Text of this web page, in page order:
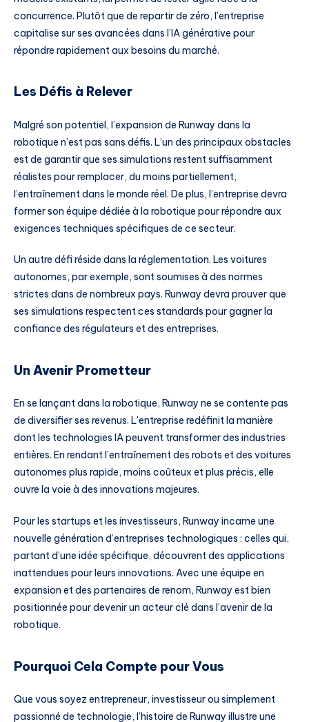
concurrence. Plutôt que de repartir de zéro, l’entreprise
capitalise sur ses avancées dans l’IA générative pour
répondre rapidement aux besoins du marché.
Les Défis à Relever
Malgré son potentiel, l’expansion de Runway dans la
robotique n’est pas sans défis. L’un des principaux obstacles
est de garantir que ses simulations restent suffisamment
réalistes pour remplacer, du moins partiellement,
l’entraînement dans le monde réel. De plus, l’entreprise devra
former son équipe dédiée à la robotique pour répondre aux
exigences techniques spécifiques de ce secteur.
Un autre défi réside dans la réglementation. Les voitures
autonomes, par exemple, sont soumises à des normes
strictes dans de nombreux pays. Runway devra prouver que
ses simulations respectent ces standards pour gagner la
confiance des régulateurs et des entreprises.
Un Avenir Prometteur
En se lançant dans la robotique, Runway ne se contente pas
de diversifier ses revenus. L’entreprise redéfinit la manière
dont les technologies IA peuvent transformer des industries
entières. En rendant l’entraînement des robots et des voitures
autonomes plus rapide, moins coûteux et plus précis, elle
ouvre la voie à des innovations majeures.
Pour les startups et les investisseurs, Runway incarne une
nouvelle génération d’entreprises technologiques : celles qui,
partant d’une idée spécifique, découvrent des applications
inattendues pour leurs innovations. Avec une équipe en
expansion et des partenaires de renom, Runway est bien
positionnée pour devenir un acteur clé dans l’avenir de la
robotique.
Pourquoi Cela Compte pour Vous
Que vous soyez entrepreneur, investisseur ou simplement
passionné de technologie, l’histoire de Runway illustre une